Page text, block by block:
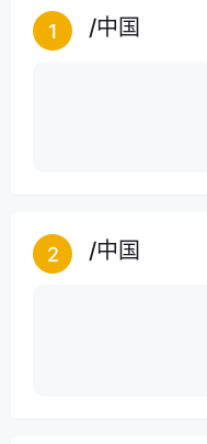
1 /中国
2 /中国